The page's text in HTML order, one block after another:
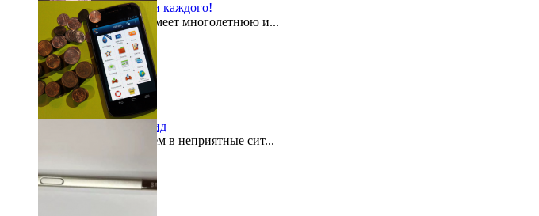
Windows 10 для всех и каждого!
Компания Microsoft имеет многолетнюю и...
2015-08-03
«Кошелек» на Андроид
Как часто мы попадаем в неприятные сит...